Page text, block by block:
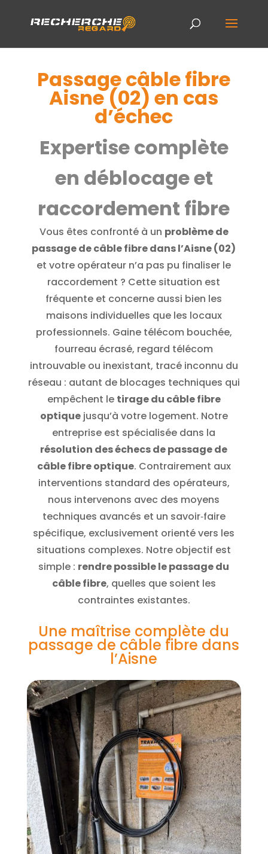
Passage câble fibre
Aisne (02) en cas
d’échec
Expertise complète
en déblocage et
raccordement fibre
Vous êtes confronté à un problème de
passage de câble fibre dans l’Aisne (02)
et votre opérateur n’a pas pu finaliser le
raccordement ? Cette situation est
fréquente et concerne aussi bien les
maisons individuelles que les locaux
professionnels. Gaine télécom bouchée,
fourreau écrasé, regard télécom
introuvable ou inexistant, tracé inconnu du
réseau : autant de blocages techniques qui
empêchent le tirage du câble fibre
optiquejusqu’à votre logement. Notre
entreprise est spécialisée dans la
résolution des échecs de passage de
câble fibre optique. Contrairement aux
interventions standard des opérateurs,
nous intervenons avec des moyens
techniques avancés et un savoir‑faire
spécifique, exclusivement orienté vers les
situations complexes. Notre objectif est
simple : rendre possible le passage du
câble fibre, quelles que soient les
contraintes existantes.
Une maîtrise complète du
passage de câble fibre dans
l’Aisne